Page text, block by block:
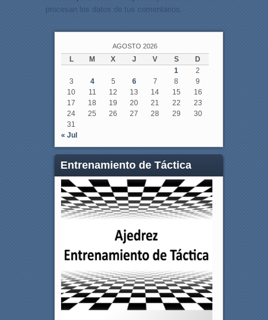
procesan los datos de tus comentarios.
AGOSTO 2026
L M X J V S
D
1
2
3
4 5 6 7 8
9
10
11 12 13 14 15
16
17
18 19 20 21 22
23
24
25 26 27 28 29
30
31
« Jul
Entrenamiento de Táctica